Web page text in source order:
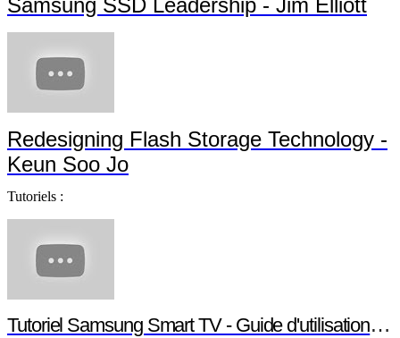
Samsung SSD Leadership - Jim Elliott
Redesigning Flash Storage Technology -
Keun Soo Jo
Tutoriels :
Tutoriel Samsung Smart TV - Guide d'utilisation Smart TV